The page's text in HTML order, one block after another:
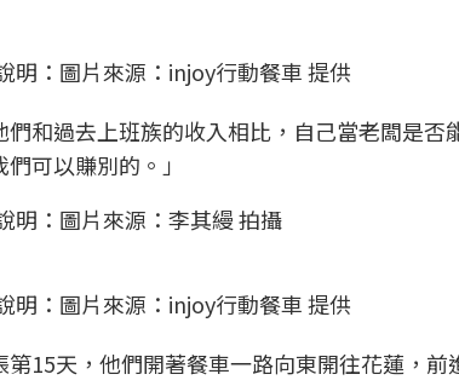
明：圖片來源：injoy行動餐車 提供
們和過去上班族的收入相比，自己當老闆是
們可以賺別的。」
明：圖片來源：李其縵 拍攝
明：圖片來源：injoy行動餐車 提供
第15天，他們開著餐車一路向東開往花蓮，